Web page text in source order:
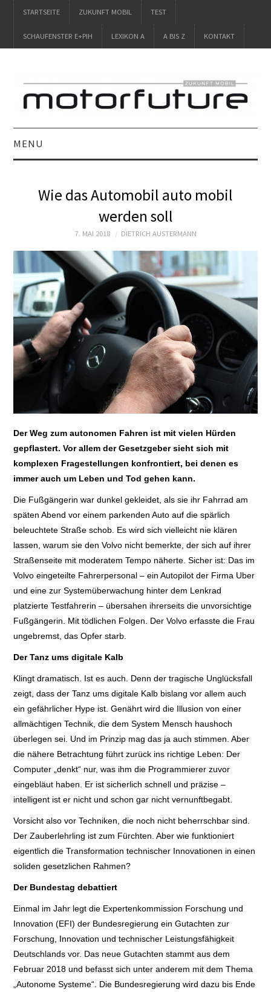
STARTSEITE ZUKUNFT MOBIL TEST
SCHAUFENSTER E+PIH LEXIKON A A BIS Z KONTAKT
MENU
ZUKUNFT MOBIL
SCHAUFENSTER
E+PIH
LEXIKON A
A BIS Z
KONTAKT
Wie das Automobil auto mobil
werden soll
7. MAI 2018 DIETRICH AUSTERMANN
Der Weg zum autonomen Fahren ist mit vielen Hürden
gepflastert. Vor allem der Gesetzgeber sieht sich mit
komplexen Fragestellungen konfrontiert, bei denen es
immer auch um Leben und Tod gehen kann.
Die Fußgängerin war dunkel gekleidet, als sie ihr Fahrrad am
späten Abend vor einem parkenden Auto auf die spärlich
beleuchtete Straße schob. Es wird sich vielleicht nie klären
lassen, warum sie den Volvo nicht bemerkte, der sich auf ihrer
Straßenseite mit moderatem Tempo näherte. Sicher ist: Das im
Volvo eingeteilte Fahrerpersonal – ein Autopilot der Firma Uber
und eine zur Systemüberwachung hinter dem Lenkrad
platzierte Testfahrerin – übersahen ihrerseits die unvorsichtige
Fußgängerin. Mit tödlichen Folgen. Der Volvo erfasste die Frau
ungebremst, das Opfer starb.
Der Tanz ums digitale Kalb
Klingt dramatisch. Ist es auch. Denn der tragische Unglücksfall
zeigt, dass der Tanz ums digitale Kalb bislang vor allem auch
ein gefährlicher Hype ist. Genährt wird die Illusion von einer
allmächtigen Technik, die dem System Mensch haushoch
überlegen sei. Und im Prinzip mag das ja auch stimmen. Aber
die nähere Betrachtung führt zurück ins richtige Leben: Der
Computer „denkt“ nur, was ihm die Programmierer zuvor
eingebläut haben. Er ist sicherlich schnell und präzise –
intelligent ist er nicht und schon gar nicht vernunftbegabt.
Vorsicht also vor Techniken, die noch nicht beherrschbar sind.
Der Zauberlehrling ist zum Fürchten. Aber wie funktioniert
eigentlich die Transformation technischer Innovationen in einen
soliden gesetzlichen Rahmen?
Der Bundestag debattiert
Einmal im Jahr legt die Expertenkommission Forschung und
Innovation (EFI) der Bundesregierung ein Gutachten zur
Forschung, Innovation und technischer Leistungsfähigkeit
Deutschlands vor. Das neue Gutachten stammt aus dem
Februar 2018 und befasst sich unter anderem mit dem Thema
„Autonome Systeme“. Die Bundesregierung wird dazu bis Ende